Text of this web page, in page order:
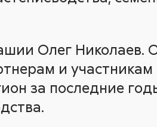
Олег Николаев.
и участникам
за последние